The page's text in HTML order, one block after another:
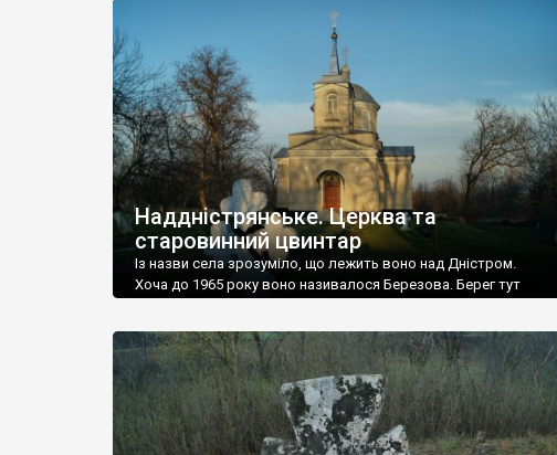
виявилося більше семи гектарів. Перше враження про
абсолютну звичайність польського цвинтаря виявилося
оманливим – […]
Наддністрянське. Церква та
старовинний цвинтар
Із назви села зрозуміло, що лежить воно над Дністром.
Хоча до 1965 року воно називалося Березова. Берег тут
Наддністрянське відрізняється від більшості навколишніх
сіл. У селі є мурована Михайлівська церква. Точної дати […]